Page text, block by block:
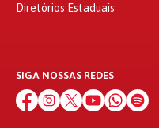
Diretórios Estaduais
SIGA NOSSAS REDES